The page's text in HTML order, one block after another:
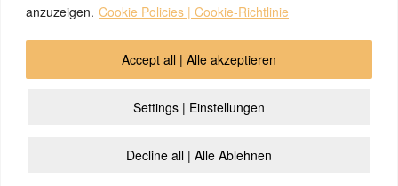
anzuzeigen. Cookie Policies | Cookie-Richtlinie
Settings | Einstellungen
Decline all | Alle Ablehnen
Accept all | Alle akzeptieren
© 2026 by Ingmar Marquardt
Impressum Datenschutzerklärung
Cookie Policy (EU)